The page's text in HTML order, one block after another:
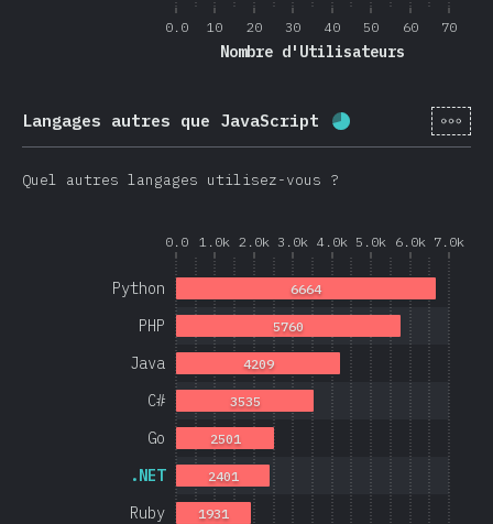
0.0 10 20 30 40 50 60 70
Nombre d'Utilisateurs
Langages autres que JavaScript Progression:[fr-
Quel autres langages utilisez-vous ?
0.0 1.0k 2.0k 3.0k 4.0k 5.0k 6.0k 7.0k
Ruby
.NET
Go
C#
Java
PHP
Python
1931
2401
2501
3535
4209
5760
6664